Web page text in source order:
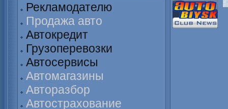
Рекламодателю
Продажа авто
Автокредит
Грузоперевозки
Автосервисы
Автомагазины
Авторазбор
Автострахование